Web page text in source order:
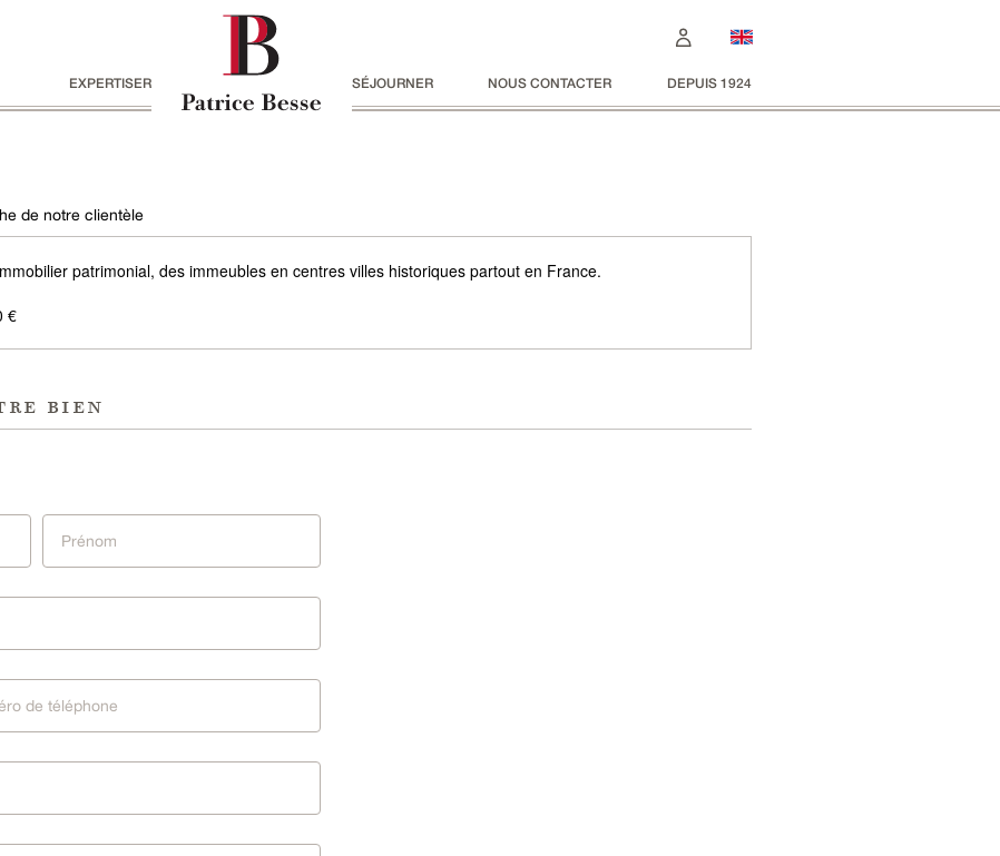
EXPERTISER SÉJOURNER NOUS CONTACTER DEPUIS 1924
de notre clientèle
patrimonial, des immeubles en centres villes historiques partout en France.
€
bien